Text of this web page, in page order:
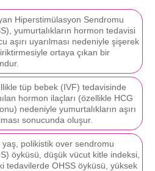
Hiperstimülasyon Sendromu
yumurtalıkların hormon tedavisi
aşırı uyarılması nedeniyle şişerek
ortaya çıkan bir
tüp bebek (IVF) tedavisinde
hormon ilaçları (özellikle HCG
nedeniyle yumurtalıkların aşırı
sonucunda oluşur.
yaş, polikistik over sendromu
öyküsü, düşük vücut kitle indeksi,
tedavilerde OHSS öyküsü, yüksek